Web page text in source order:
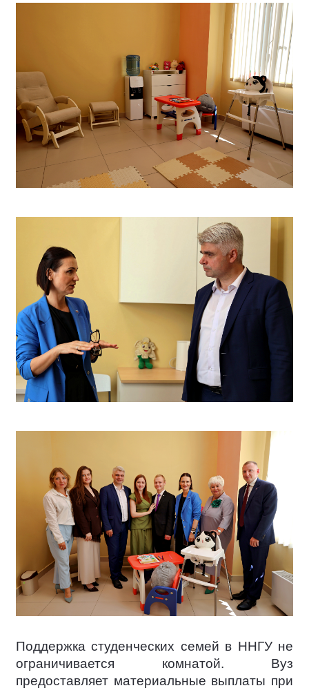
Поддержка студенческих семей в ННГУ не
ограничивается комнатой. Вуз
предоставляет материальные выплаты при